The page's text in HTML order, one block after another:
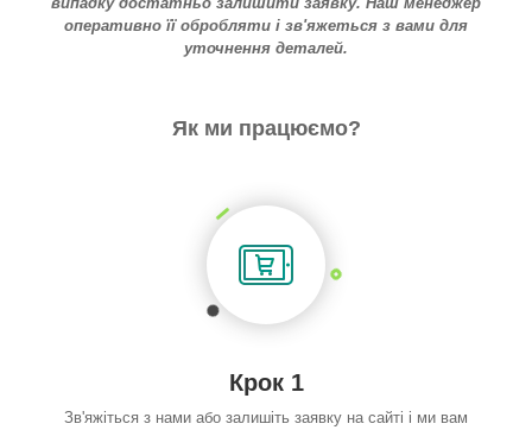
оперативно її обробляти і зв'яжеться з вами для
уточнення деталей.
Як ми працюємо?
Крок 1
Зв'яжіться з нами або залишіть заявку на сайті і ми вам